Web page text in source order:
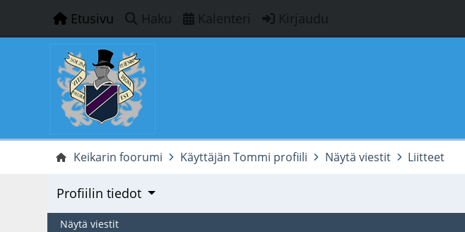
Etusivu Haku Kalenteri Kirjaudu
Keikarin foorumi Käyttäjän Tommi profiili Näytä viestit Liitteet
Profiilin tiedot
Näytä viestit